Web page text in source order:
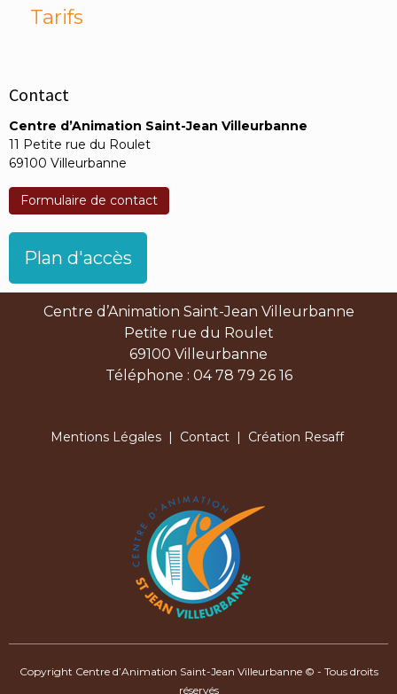
Tarifs
Contact
Centre d’Animation Saint-Jean Villeurbanne
11 Petite rue du Roulet
69100 Villeurbanne
Formulaire de contact
Plan d'accès
Centre d’Animation Saint-Jean Villeurbanne
Petite rue du Roulet
69100 Villeurbanne
Téléphone : 04 78 79 26 16
Mentions Légales| Contact| Création Resaff
Copyright Centre d’Animation Saint-Jean Villeurbanne © - Tous droits
réservés